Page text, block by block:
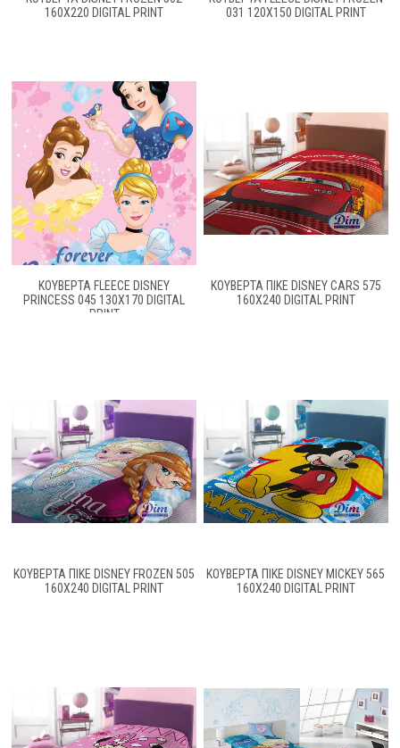
160X220 DIGITAL PRINT
031 120X150 DIGITAL PRINT
ΚΟΥΒΕΡΤΑ FLEECE DISNEY
PRINCESS 045 130Χ170 DIGITAL
PRINT
ΚΟΥΒΕΡΤΑ ΠΙΚΕ DISNEY CARS 575
160X240 DIGITAL PRINT
ΚΟΥΒΕΡΤΑ ΠΙΚΕ DISNEY FROZEN 505
160Χ240 DIGITAL PRINT
ΚΟΥΒΕΡΤΑ ΠΙΚΕ DISNEY MICKEY 565
160Χ240 DIGITAL PRINT